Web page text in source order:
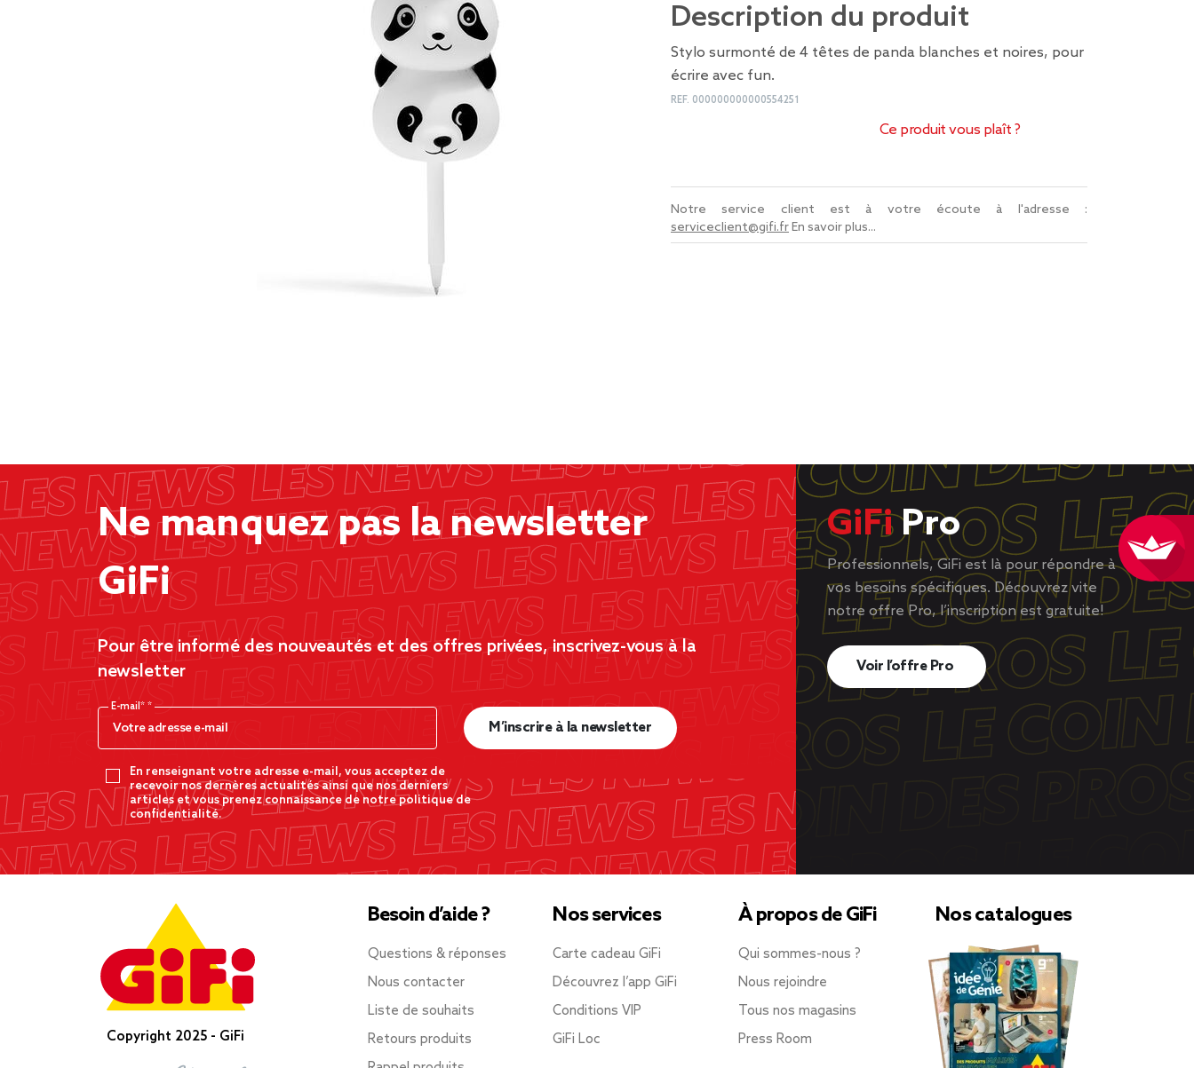
Description du produit
Stylo surmonté de 4 têtes de panda blanches et noires, pour
écrire avec fun.
REF. 000000000000554251
Ce produit vous plaît ?
Notre service client est à votre écoute à l'adresse :
serviceclient@gifi.frEn savoir plus...
Ne manquez pas la newsletter
GiFi
Pour être informé des nouveautés et des offres privées, inscrivez-vous à la
newsletter
E-mail*
En renseignant votre adresse e-mail, vous acceptez de
recevoir nos dernères actualités ainsi que nos derniers
articles et vous prenez connaissance de notre politique de
confidentialité.
M’inscrire à la newsletter
GiFiPro
Professionnels, GiFi est là pour répondre à
vos besoins spécifiques. Découvrez vite
notre offre Pro, l’inscription est gratuite!
Voir l’offre Pro
Copyright 2025 - GiFi
Besoin d’aide ?
Questions & réponses
Nous contacter
Liste de souhaits
Retours produits
Nos services
Carte cadeau GiFi
Découvrez l’app GiFi
Conditions VIP
GiFi Loc
À propos de GiFi
Qui sommes-nous ?
Nous rejoindre
Tous nos magasins
Press Room
Nos catalogues